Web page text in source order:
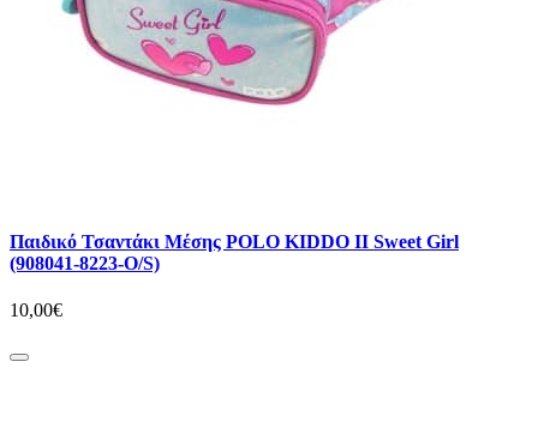
Παιδικό Τσαντάκι Μέσης POLO KIDDO II Sweet Girl
(908041-8223-O/S)
10,00€